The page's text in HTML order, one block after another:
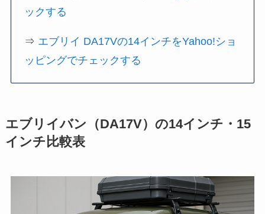
ックする
⇒ エブリイ DA17Vの14インチをYahoo!ショ
ッピングでチェックする
エブリイバン（DA17V）の14インチ・15
インチ比較表